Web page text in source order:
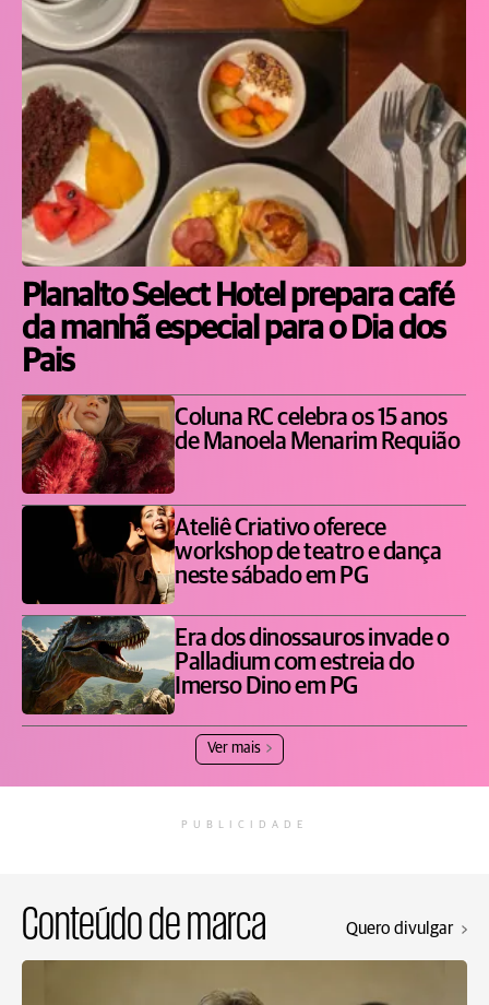
Planalto Select Hotel prepara café
da manhã especial para o Dia dos
Pais
Coluna RC celebra os 15 anos
de Manoela Menarim Requião
Ateliê Criativo oferece
workshop de teatro e dança
neste sábado em PG
Era dos dinossauros invade o
Palladium com estreia do
Imerso Dino em PG
Ver mais
PUBLICIDADE
Conteúdo de marca Quero divulgar